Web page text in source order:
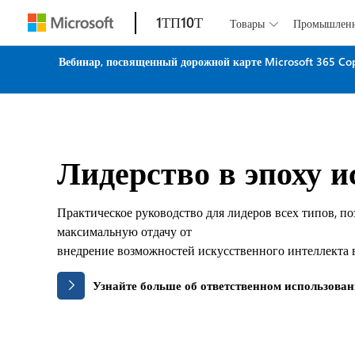
1ТП10Т Товары 
Вебинар, посвященный дорожной карте Microsoft 365
Лидерство в эпоху
Практическое руководство для лидеров всех типов,
максимальную отдачу от
внедрение возможностей искусственного интеллекта
Узнайте больше об ответственном